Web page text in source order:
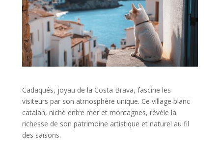
Cadaqués, joyau de la Costa Brava, fascine les
visiteurs par son atmosphère unique. Ce village blanc
catalan, niché entre mer et montagnes, révèle la
richesse de son patrimoine artistique et naturel au fil
des saisons.